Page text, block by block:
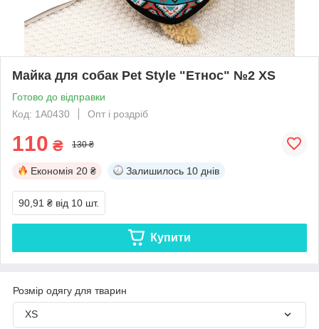
Майка для собак Pet Style "Етнос" №2 XS
Готово до відправки
Код: 1A0430
Опт і роздріб
110 ₴ 130 ₴
Економія 20 ₴ Залишилось 10 днів
90,91 ₴ від 10 шт.
Купити
Розмір одягу для тварин
XS